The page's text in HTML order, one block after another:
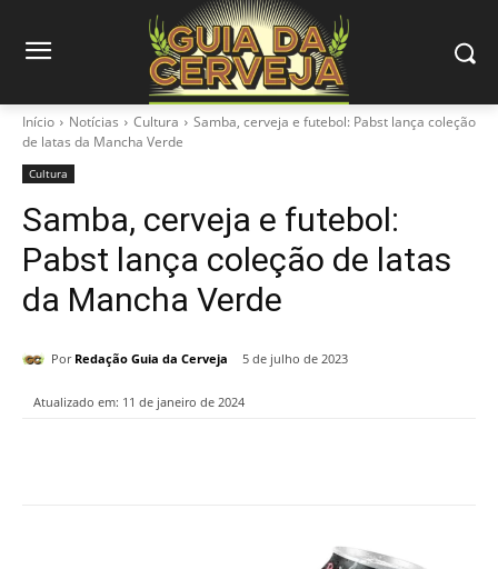
Início Notícias Cultura
Samba, cerveja e futebol: Pabst lança coleção
de latas da Mancha Verde
Cultura
Samba, cerveja e futebol:
Pabst lança coleção de latas
da Mancha Verde
Por Redação Guia da Cerveja 5 de julho de 2023
Atualizado em: 11 de janeiro de 2024